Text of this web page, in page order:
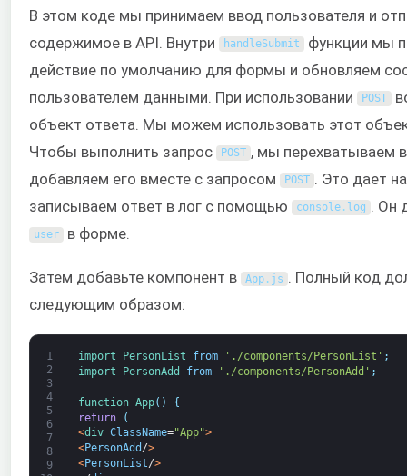
В этом коде мы принимаем ввод пользователя и
содержимое в API. Внутри
handleSubmit функции мы
действие по умолчанию для формы и обновляем
пользователем данными. При использовании
POST
объект ответа. Мы можем использовать этот
Чтобы выполнить запрос
POST , мы перехватываем
добавляем его вместе с запросом
POST . Это дает
записываем ответ в лог с помощью
console. log . Он
user в форме.
Затем добавьте компонент в App. js . Полный код
следующим образом:
1
2
3
4
5
6
7
8
9
import PersonList from './components/PersonList' ;
import
PersonAdd from './components/PersonAdd' ;
function App( )
{
return
(
<div ClassName="App">
<PersonAdd />
<PersonList/>